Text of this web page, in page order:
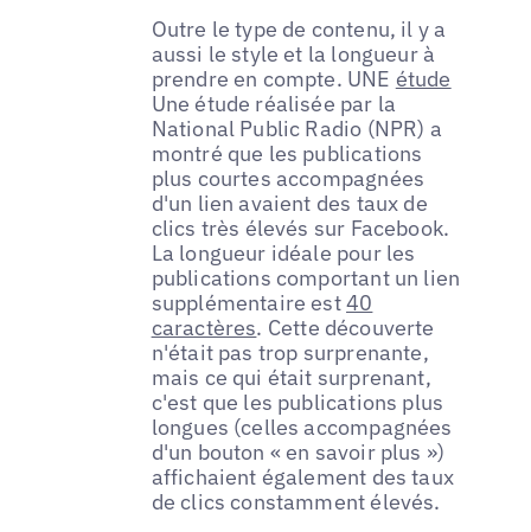
Outre le type de contenu, il y a
aussi le style et la longueur à
prendre en compte. UNE étude
Une étude réalisée par la
National Public Radio (NPR) a
montré que les publications
plus courtes accompagnées
d'un lien avaient des taux de
clics très élevés sur Facebook.
La longueur idéale pour les
publications comportant un lien
supplémentaire est40
caractères. Cette découverte
n'était pas trop surprenante,
mais ce qui était surprenant,
c'est que les publications plus
longues (celles accompagnées
d'un bouton « en savoir plus »)
affichaient également des taux
de clics constamment élevés.